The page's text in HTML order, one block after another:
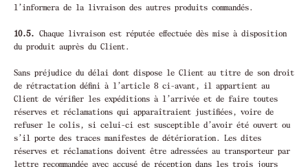
l’informera de la livraison des autres produits commandés.
10.5.
Chaque livraison est réputée effectuée dès mise à disposition
du produit auprès du Client.
Sans préjudice du délai dont dispose le Client au titre de son droit
de rétractation défini à l’article 8 ci-avant, il appartient au
Client de vérifier les expéditions à l’arrivée et de faire toutes
réserves et réclamations qui apparaîtraient justifiées, voire de
refuser le colis, si celui-ci est susceptible d’avoir été ouvert ou
s’il porte des traces manifestes de détérioration. Les dites
réserves et réclamations doivent être adressées au transporteur par
lettre recommandée avec accusé de réception dans les trois jours